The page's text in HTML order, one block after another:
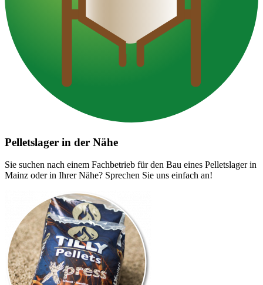
Pelletslager in der Nähe
Sie suchen nach einem Fachbetrieb für den Bau eines Pelletslager in
Mainz oder in Ihrer Nähe? Sprechen Sie uns einfach an!